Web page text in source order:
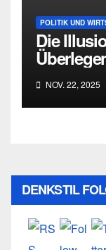
POLITIK UND
Die
NOV. 22, 2025
DENKSTIL